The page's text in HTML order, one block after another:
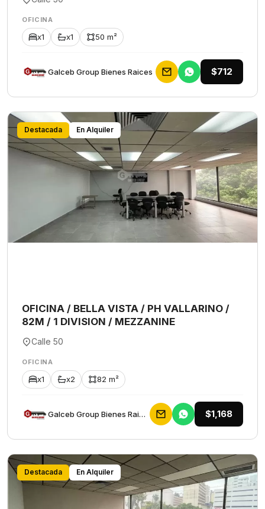
OFICINA
x1 x1 50 m²
Galceb Group Bienes Raices $712
Destacada En Alquiler
OFICINA / BELLA VISTA / PH VALLARINO /
82M / 1 DIVISION / MEZZANINE
Calle 50
OFICINA
x1 x2 82 m²
Galceb Group Bienes Raices $1,168
Destacada En Alquiler